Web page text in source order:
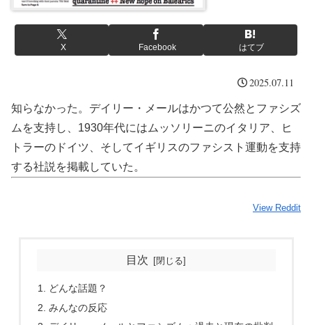
X Facebook はてブ
2025.07.11
知らなかった。デイリー・メールはかつて公然とファシズ
ムを支持し、1930年代にはムッソリーニのイタリア、ヒ
トラーのドイツ、そしてイギリスのファシスト運動を支持
する社説を掲載していた。
View Reddit
目次
どんな話題？
みんなの反応